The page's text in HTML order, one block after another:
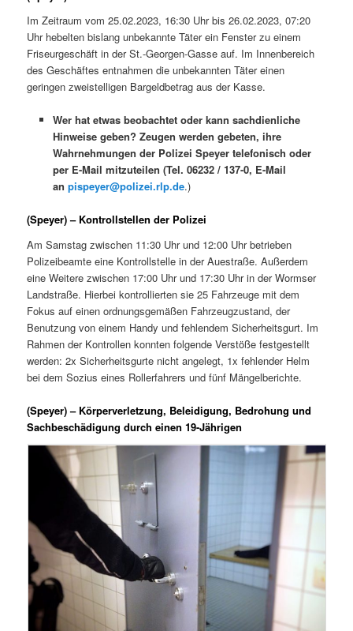
Im Zeitraum vom 25.02.2023, 16:30 Uhr bis 26.02.2023, 07:20
Uhr hebelten bislang unbekannte Täter ein Fenster zu einem
Friseurgeschäft in der St.-Georgen-Gasse auf. Im Innenbereich
des Geschäftes entnahmen die unbekannten Täter einen
geringen zweistelligen Bargeldbetrag aus der Kasse.
Wer hat etwas beobachtet oder kann sachdienliche
Hinweise geben? Zeugen werden gebeten, ihre
Wahrnehmungen der Polizei Speyer telefonisch oder
per E-Mail mitzuteilen (Tel. 06232 / 137-0, E-Mail
an pispeyer@polizei.rlp.de.)
(Speyer) – Kontrollstellen der Polizei
Am Samstag zwischen 11:30 Uhr und 12:00 Uhr betrieben
Polizeibeamte eine Kontrollstelle in der Auestraße. Außerdem
eine Weitere zwischen 17:00 Uhr und 17:30 Uhr in der Wormser
Landstraße. Hierbei kontrollierten sie 25 Fahrzeuge mit dem
Fokus auf einen ordnungsgemäßen Fahrzeugzustand, der
Benutzung von einem Handy und fehlendem Sicherheitsgurt. Im
Rahmen der Kontrollen konnten folgende Verstöße festgestellt
werden: 2x Sicherheitsgurte nicht angelegt, 1x fehlender Helm
bei dem Sozius eines Rollerfahrers und fünf Mängelberichte.
(Speyer) – Körperverletzung, Beleidigung, Bedrohung und
Sachbeschädigung durch einen 19-Jährigen